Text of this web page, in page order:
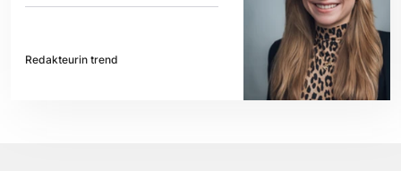
Redakteurin trend